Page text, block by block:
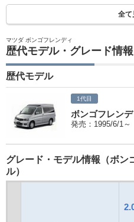
全て
マツダ ボンゴフレンディ
歴代モデル・グレード情報
歴代モデル
1代目
ボンゴフレン
発売：1995/6/1～
グレード・モデル情報（ボン
ル）